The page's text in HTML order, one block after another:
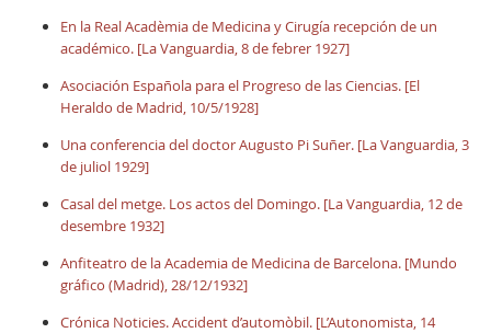
En la Real Acadèmia de Medicina y Cirugía recepción de un
académico. [La Vanguardia, 8 de febrer 1927]
Asociación Española para el Progreso de las Ciencias. [El
Heraldo de Madrid, 10/5/1928]
Una conferencia del doctor Augusto Pi Suñer. [La Vanguardia, 3
de juliol 1929]
Casal del metge. Los actos del Domingo. [La Vanguardia, 12 de
desembre 1932]
Anfiteatro de la Academia de Medicina de Barcelona. [Mundo
gráfico (Madrid), 28/12/1932]
Crónica Noticies. Accident d’automòbil. [L’Autonomista, 14